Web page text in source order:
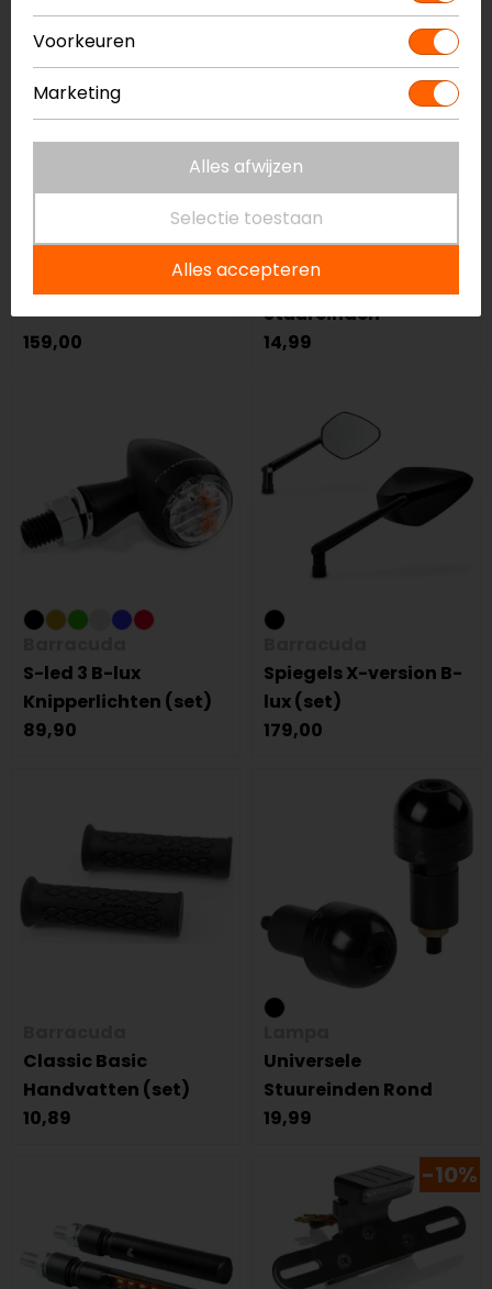
159,00
NIEUW
SU-4 Universele
Stuureinden
14,99
S-led 3 B-lux
Knipperlichten (set)
89,90
Spiegels X-version B-
lux (set)
179,00
Classic Basic
Handvatten (set)
10,89
Universele
Stuureinden Rond
19,99
-10%
Voorkeuren
Marketing
Alles afwijzen
Selectie toestaan
Alles accepteren